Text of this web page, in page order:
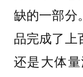
缺的一部分
品完成了上
还是大体